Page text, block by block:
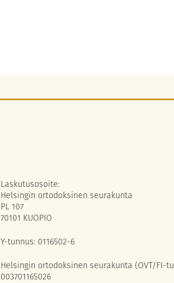
Laskutusosoite:
Helsingin ortodoksinen seurakunta
PL 107
70101 KUOPIO
Y-tunnus: 0116502-6
Helsingin ortodoksinen seurakunta (OVT/FI-
003701165026